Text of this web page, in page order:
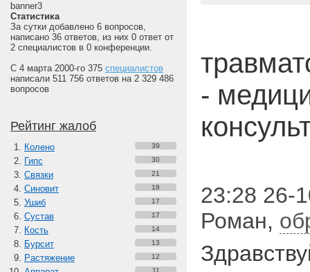
banner3
Статистика
За сутки добавлено 6 вопросов,
написано 36 ответов, из них 0 ответ от
2 специалистов в 0 конференции.
С 4 марта 2000-го 375 специалистов
написали 511 756 ответов на 2 329 486
вопросов
Рейтинг жалоб
Колено 39
Гипс 30
Связки 21
Синовит 18
Ушиб 17
Сустав 17
Кость 14
Бурсит 13
Растяжение 12
11
-
23:28 26-
Роман,